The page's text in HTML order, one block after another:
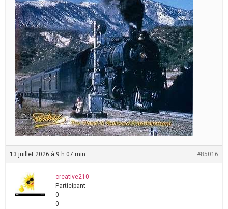
13 juillet 2026 à 9 h 07 min #85016
creative210
Participant
0
0